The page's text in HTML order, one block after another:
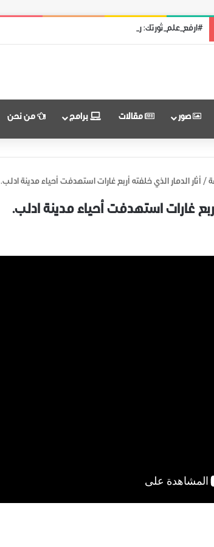
#ارفع_علم_ثورتك: رمز النضال ووحدة الهدف
صور مقالات برامج من نحن
/ أثار الدمار الذي خلفته أربع غارات استهدفت أحياء مدينة ادلب.
أربع غارات استهدفت أحياء مدينة ادلب.